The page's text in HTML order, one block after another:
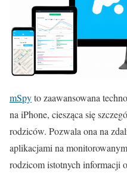
mSpyto zaawansowana
na iPhone, ciesząca się
rodziców. Pozwala ona na
aplikacjami na
rodzicom istotnych informacji